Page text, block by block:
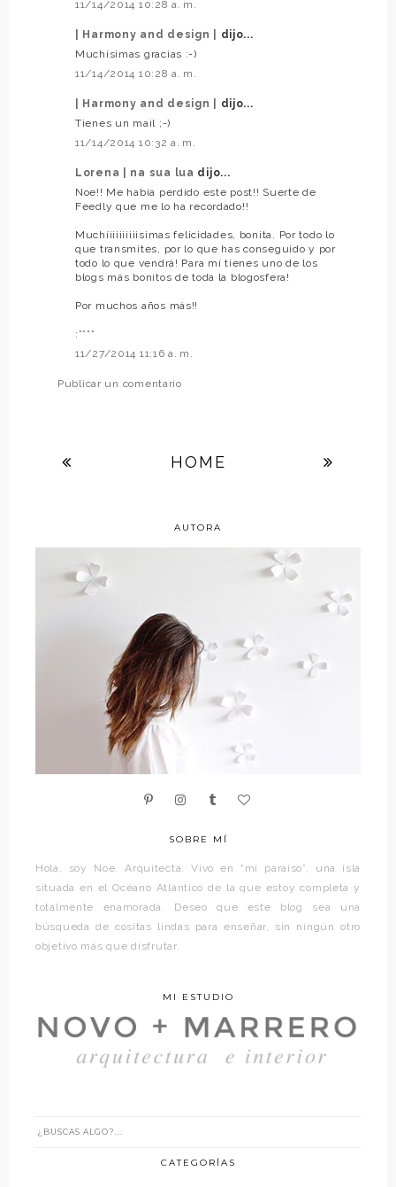
11/14/2014 10:28 a. m.
| Harmony and design |
dijo...
Muchísimas gracias :-)
11/14/2014 10:28 a. m.
| Harmony and design |
dijo...
Tienes un mail ;-)
11/14/2014 10:32 a. m.
Lorena | na sua lua dijo...
Noe!! Me había perdido este post!! Suerte de
Feedly que me lo ha recordado!!
Muchíiiiiiiiiisimas felicidades, bonita. Por todo lo
que transmites, por lo que has conseguido y por
todo lo que vendrá! Para mí tienes uno de los
blogs más bonitos de toda la blogosfera!
Por muchos años más!!
:****
11/27/2014 11:16 a. m.
Publicar un comentario
HOME
AUTORA
SOBRE MÍ
Hola, soy Noe. Arquitecta. Vivo en “mi paraíso”, una isla
situada en el Océano Atlántico de la que estoy completa y
totalmente enamorada. Deseo que este blog sea una
búsqueda de cositas lindas para enseñar, sin ningún otro
objetivo más que disfrutar.
MI ESTUDIO
CATEGORÍAS